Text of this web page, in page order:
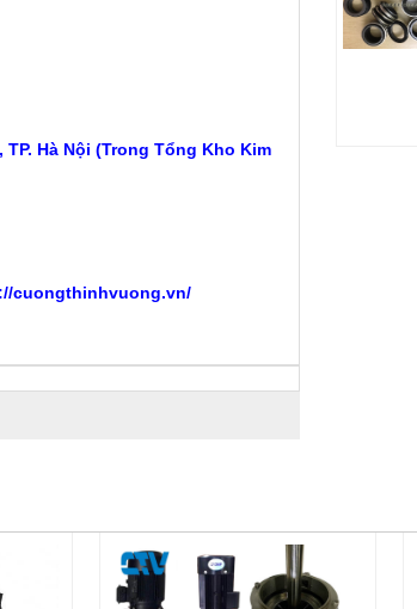
Hà Nội (Trong Tổng Kho Kim
cuongthinhvuong.vn/